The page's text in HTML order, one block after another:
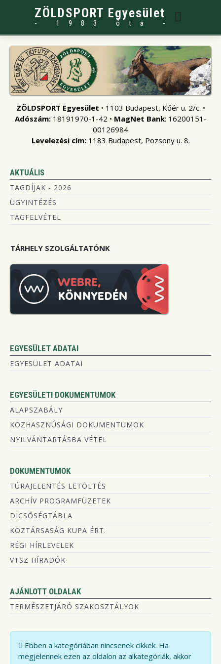
ZÖLDSPORT Egyesület
- 1983 óta -
ZÖLDSPORT Egyesület • 1103 Budapest, Kőér u. 2/c. •
Adószám:18191970-1-42 • MagNet Bank: 16200151-
00126984
Levelezési cím:1183 Budapest, Pozsony u. 8.
AKTUÁLIS
TAGDÍJAK - 2026
ÜGYINTÉZÉS
TAGFELVÉTEL
TÁRHELY SZOLGÁLTATÓNK
EGYESÜLET ADATAI
EGYESÜLET ADATAI
EGYESÜLETI DOKUMENTUMOK
ALAPSZABÁLY
KÖZHASZNÚSÁGI DOKUMENTUMOK
NYILVÁNTARTÁSBA VÉTEL
DOKUMENTUMOK
TÚRAJELENTÉS LETÖLTÉS
ARCHÍV PROGRAMFÜZETEK
DICSŐSÉGTÁBLA
KÖZTÁRSASÁG KUPA ÉRT.
RÉGI HÍRLEVELEK
VTSZ HÍRADÓK
AJÁNLOTT OLDALAK
TERMÉSZETJÁRÓ SZAKOSZTÁLYOK
Információ
Ebben a kategóriában nincsenek cikkek. Ha
megjelennek ezen az oldalon az alkategóriák, akkor